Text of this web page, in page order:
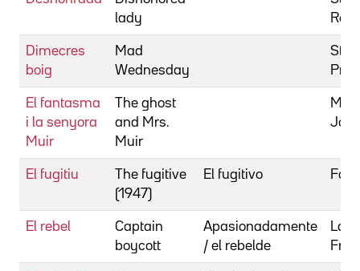
lady
Dimecres
boig
Mad
Wednesday
El fantasma
i la senyora
Muir
The ghost
and Mrs.
Muir
El fugitiu
The fugitive
(1947)
El fugitivo
El rebel
Captain
boycott
Apasionadamente
/ el rebelde